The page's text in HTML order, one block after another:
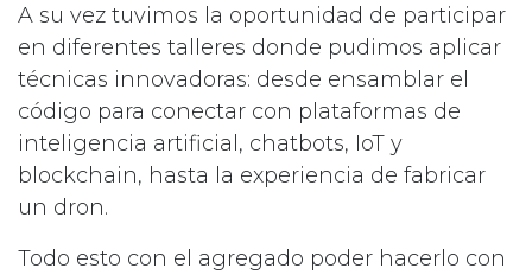
A su vez tuvimos la oportunidad de participar
en diferentes talleres donde pudimos aplicar
técnicas innovadoras: desde ensamblar el
código para conectar con plataformas de
inteligencia artificial, chatbots, IoT y
blockchain, hasta la experiencia de fabricar
un dron.
Todo esto con el agregado poder hacerlo con